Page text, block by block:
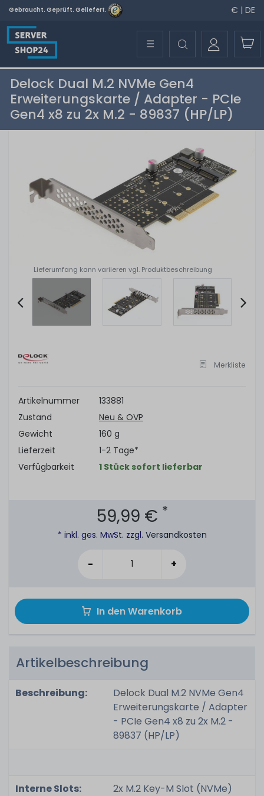
Gebraucht. Geprüft. Geliefert. € | DE
☰
Delock Dual M.2 NVMe Gen4
Erweiterungskarte / Adapter - PCIe
Gen4 x8 zu 2x M.2 - 89837 (HP/LP)
Lieferumfang kann variieren vgl. Produktbeschreibung
of
Merkliste
Artikelnummer
133881
Zustand
Neu & OVP
Gewicht
160 g
Lieferzeit
1-2 Tage*
Verfügbarkeit
1 Stück sofort lieferbar
59,99 € *
* inkl. ges. MwSt. zzgl. Versandkosten
- +
In den Warenkorb
Artikelbeschreibung
Beschreibung:
Delock Dual M.2 NVMe Gen4
Erweiterungskarte / Adapter
- PCIe Gen4 x8 zu 2x M.2 -
89837 (HP/LP)
Interne Slots:
2x M.2 Key-M Slot (NVMe)